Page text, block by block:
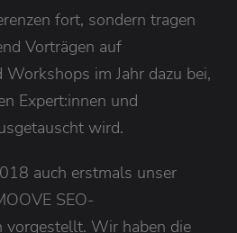
fort, sondern tragen
Vorträgen auf
Workshops im Jahr dazu bei,
Expert:innen und
wird.
auch erstmals unser
SEO-
vorgestellt. Wir haben die